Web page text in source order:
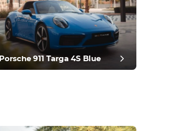
Porsche 911 Targa 4S Blue